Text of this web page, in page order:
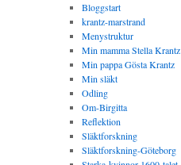
Bloggstart
krantz-marstrand
Menystruktur
Min mamma Stella Krantz
Min pappa Gösta Krantz
Min släkt
Odling
Om-Birgitta
Reflektion
Släktforskning
Släktforskning-Göteborg